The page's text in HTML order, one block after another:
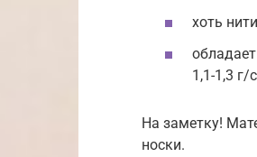
хоть
1,1-1,3 г/
На заметку!
носки.